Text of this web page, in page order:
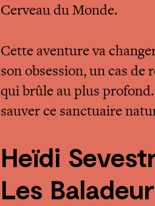
Cerveau du Monde.
Cette aventure va
son obsession, un cas
qui brûle au plus
sauver ce sanctuaire
Heïdi
Les